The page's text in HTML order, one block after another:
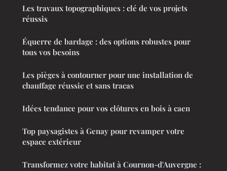
Les travaux topographiques : clé de vos projets
réussis
Équerre de bardage : des options robustes pour
tous vos besoins
Les pièges à contourner pour une installation de
chauffage réussie et sans tracas
Idées tendance pour vos clôtures en bois à caen
Top paysagistes à Genay pour revamper votre
espace extérieur
Transformez votre habitat à Cournon-d'Auvergne :